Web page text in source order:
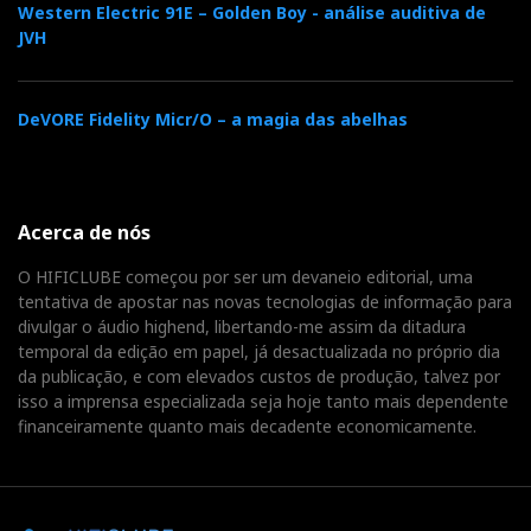
A CES 2014 vai assistir a experiências sem condutor do
carro eléctrico citadino BMWi3
Western Electric 91E – Golden Boy - análise auditiva de
JVH
DeVORE Fidelity Micr/O – a magia das abelhas
Acerca de nós
O HIFICLUBE começou por ser um devaneio editorial, uma
tentativa de apostar nas novas tecnologias de informação para
divulgar o áudio highend, libertando-me assim da ditadura
temporal da edição em papel, já desactualizada no próprio dia
da publicação, e com elevados custos de produção, talvez por
isso a imprensa especializada seja hoje tanto mais dependente
financeiramente quanto mais decadente economicamente.